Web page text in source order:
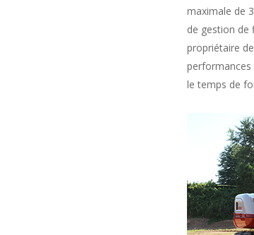
maximale de
de gestion de
propriétaire
performances
le temps de